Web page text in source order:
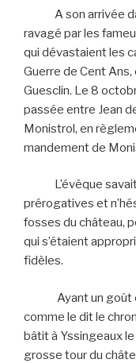
A son arrivée
ravagé par les
qui dévastaient les
Guerre de Cent
Guesclin. Le 8
passée entre Jean
Monistrol, en
mandement de
L’évêque savait
prérogatives et
fosses du château,
qui s’étaient
fidèles.
Ayant un goût
comme le dit le
bâtit à Yssingeaux
grosse tour du